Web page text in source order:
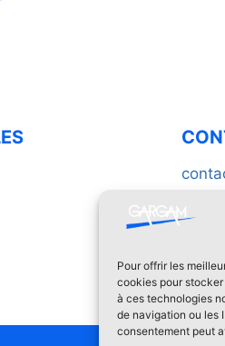
Pour offrir les
cookies pour
à ces technologies
de navigation ou les
consentement peut